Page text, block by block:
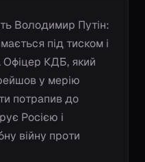
Володимир Путін:
під тиском і
Офіцер КДБ, який
у мерію
потрапив до
Росією і
війну проти